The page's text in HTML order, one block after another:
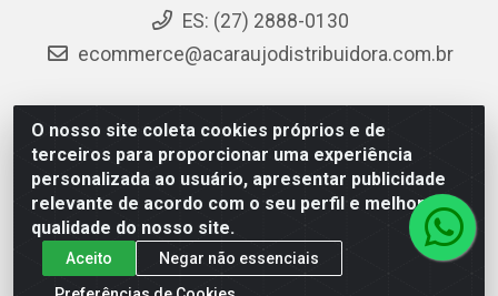
O nosso site coleta cookies próprios e de
terceiros para proporcionar uma experiência
personalizada ao usuário, apresentar publicidade
relevante de acordo com o seu perfil e melhorar a
qualidade do nosso site.
Aceito
Negar não essenciais
ES: (27) 2888-0130
ecommerce@acaraujodistribuidora.com.br
AC Araujo Distribuidora - Rua Carneiro de Campos, 42 -
São Cristóvão, Rio de Janeiro/RJ - CEP 20.920-410 -
CNPJ 08.744.753/0003-85